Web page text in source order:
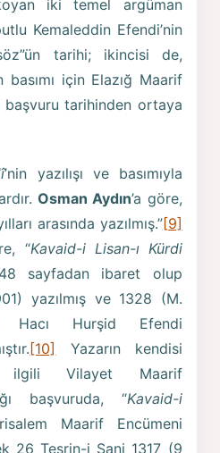
iki temel argüman
Kemaleddin Efendi’nin
tarihi; ikincisi de,
basımı için Elazığ Maarif
başvuru tarihinden ortaya
’nin yazılışı ve basımıyla
Osman Aydın’a göre,
arasında yazılmış.”[9]
“Kavaid-i Lisan-ı Kürdi
sayfadan ibaret olup
yazılmış ve 1328 (M.
Hacı Hurşid Efendi
[10]
Yazarın kendisi
ilgili Vilayet Maarif
başvuruda, “Kavaid-i
Maarif Encümeni
26 Teşrin-i Sani 1317 (9